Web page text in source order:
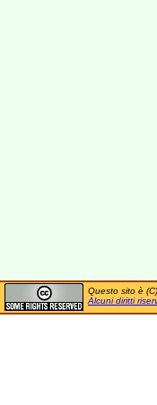
Questo sito è
Alcuni diritti